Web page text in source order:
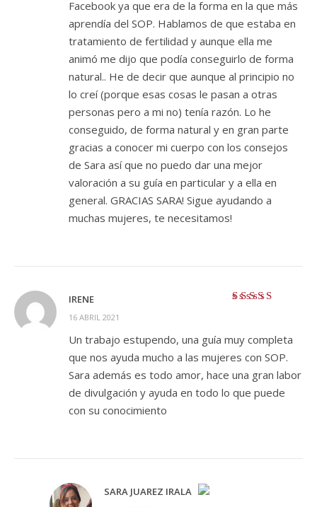
Facebook ya que era de la forma en la que más
aprendía del SOP. Hablamos de que estaba en
tratamiento de fertilidad y aunque ella me
animó me dijo que podía conseguirlo de forma
natural.. He de decir que aunque al principio no
lo creí (porque esas cosas le pasan a otras
personas pero a mi no) tenía razón. Lo he
conseguido, de forma natural y en gran parte
gracias a conocer mi cuerpo con los consejos
de Sara así que no puedo dar una mejor
valoración a su guía en particular y a ella en
general. GRACIAS SARA! Sigue ayudando a
muchas mujeres, te necesitamos!
IRENE
16 ABRIL 2021
Un trabajo estupendo, una guía muy completa
que nos ayuda mucho a las mujeres con SOP.
Sara además es todo amor, hace una gran labor
de divulgación y ayuda en todo lo que puede
con su conocimiento
SARA JUAREZ IRALA